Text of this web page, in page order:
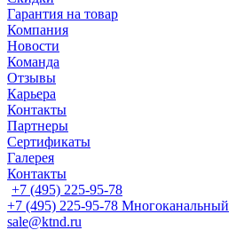
Гарантия на товар
Компания
Новости
Команда
Отзывы
Карьера
Контакты
Партнеры
Сертификаты
Галерея
Контакты
+7 (495) 225-95-78
+7 (495) 225-95-78 Многоканальный
sale@ktnd.ru